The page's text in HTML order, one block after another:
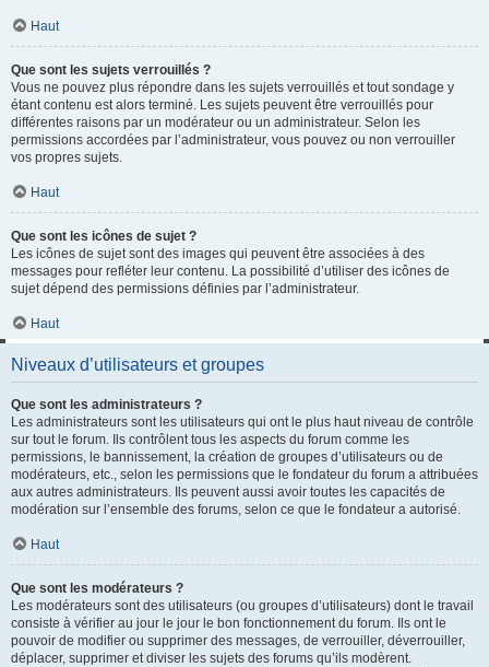
Haut
Que sont les sujets verrouillés ?
Vous ne pouvez plus répondre dans les sujets verrouillés et tout sondage y
étant contenu est alors terminé. Les sujets peuvent être verrouillés pour
différentes raisons par un modérateur ou un administrateur. Selon les
permissions accordées par l’administrateur, vous pouvez ou non verrouiller
vos propres sujets.
Haut
Que sont les icônes de sujet ?
Les icônes de sujet sont des images qui peuvent être associées à des
messages pour refléter leur contenu. La possibilité d’utiliser des icônes de
sujet dépend des permissions définies par l’administrateur.
Haut
Niveaux d’utilisateurs et groupes
Que sont les administrateurs ?
Les administrateurs sont les utilisateurs qui ont le plus haut niveau de contrôle
sur tout le forum. Ils contrôlent tous les aspects du forum comme les
permissions, le bannissement, la création de groupes d’utilisateurs ou de
modérateurs, etc., selon les permissions que le fondateur du forum a attribuées
aux autres administrateurs. Ils peuvent aussi avoir toutes les capacités de
modération sur l’ensemble des forums, selon ce que le fondateur a autorisé.
Haut
Que sont les modérateurs ?
Les modérateurs sont des utilisateurs (ou groupes d’utilisateurs) dont le travail
consiste à vérifier au jour le jour le bon fonctionnement du forum. Ils ont le
pouvoir de modifier ou supprimer des messages, de verrouiller, déverrouiller,
déplacer, supprimer et diviser les sujets des forums qu’ils modèrent.